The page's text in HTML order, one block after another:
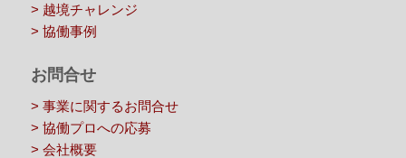
> 越境チャレンジ
> 協働事例
お問合せ
> 事業に関するお問合せ
> 協働プロへの応募
> 会社概要